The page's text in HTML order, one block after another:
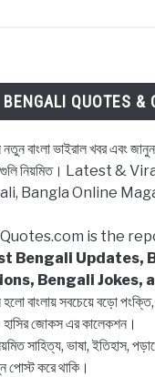
BENGALI QUOTES &
বাংলা ভাইরাল খবর এবং
নিয়মিত। Latest &
Bangla Online
is the
Bengali Updates,
Bengali Jokes,
বাংলায় সবচেয়ে বড়ো পংক্তি,
জোকস এর কালেকশন।
সাহিত্য, ভাষা, ইতিহাস,
পোস্ট করে থাকি।